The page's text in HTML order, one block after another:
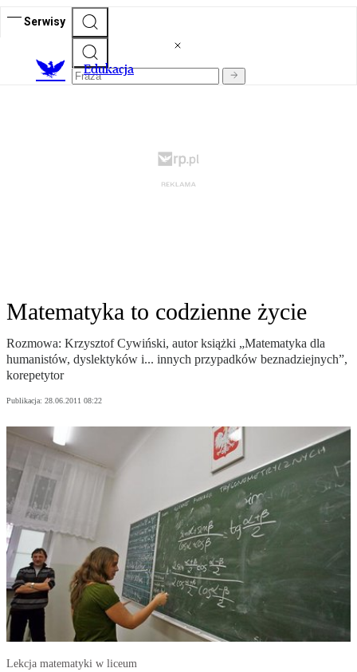
Serwisy
Edukacja
Matematyka to codzienne życie
Rozmowa: Krzysztof Cywiński, autor książki „Matematyka dla
humanistów, dyslektyków i... innych przypadków beznadziejnych”,
korepetytor
Publikacja: 28.06.2011 08:22
Lekcja matematyki w liceum